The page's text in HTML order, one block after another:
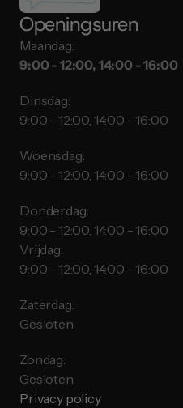
Openingsuren
Maandag:
9:00 - 12:00, 14:00 - 16:00
Dinsdag:
9:00 - 12:00, 14:00 - 16:00
Woensdag:
9:00 - 12:00, 14:00 - 16:00
Donderdag:
9:00 - 12:00, 14:00 - 16:00
Vrijdag:
9:00 - 12:00, 14:00 - 16:00
Zaterdag:
Gesloten
Zondag:
Gesloten
Privacy policy